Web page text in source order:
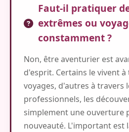
Faut-il pratiquer
extrêmes ou
constamment ?
Non, être aventurier est
d'esprit. Certains le vivent à
voyages, d'autres à travers
professionnels, les
simplement une ouverture
nouveauté. L'important est